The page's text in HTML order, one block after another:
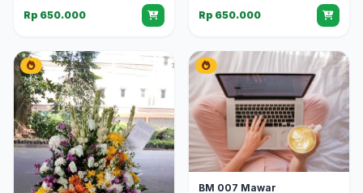
Rp 650.000
Rp 650.000
BM 007 Mawar